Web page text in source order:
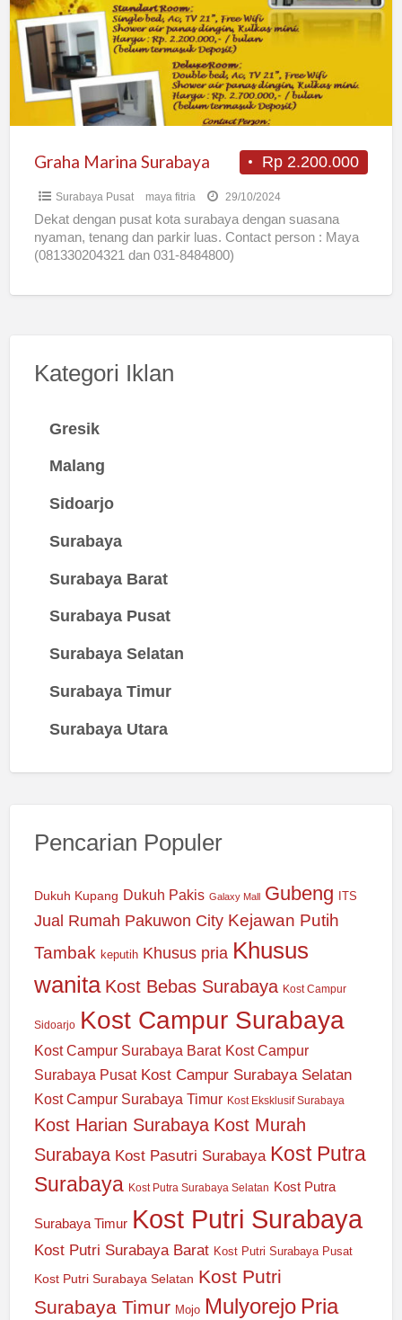
Rp 2.200.000
Graha Marina Surabaya
Surabaya Pusat maya fitria 29/10/2024
Dekat dengan pusat kota surabaya dengan suasana
nyaman, tenang dan parkir luas. Contact person : Maya
(081330204321 dan 031-8484800)
Kategori Iklan
Gresik
Malang
Sidoarjo
Surabaya
Surabaya Barat
Surabaya Pusat
Surabaya Selatan
Surabaya Timur
Surabaya Utara
Pencarian Populer
Dukuh Kupang Dukuh Pakis Galaxy Mall Gubeng ITS
Jual Rumah Pakuwon City Kejawan Putih
Tambak keputih Khusus pria Khusus
wanita Kost Bebas Surabaya Kost Campur
Sidoarjo Kost Campur Surabaya
Kost Campur Surabaya Barat Kost Campur
Surabaya Pusat Kost Campur Surabaya Selatan
Kost Campur Surabaya Timur Kost Eksklusif Surabaya
Kost Harian Surabaya Kost Murah
Surabaya Kost Pasutri Surabaya Kost Putra
Surabaya Kost Putra Surabaya Selatan Kost Putra
Surabaya Timur Kost Putri Surabaya
Kost Putri Surabaya Barat Kost Putri Surabaya Pusat
Kost Putri Surabaya Selatan Kost Putri
Surabaya Timur Mojo Mulyorejo Pria